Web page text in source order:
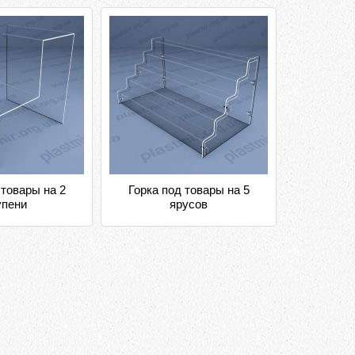
на 2
Горка под товары на 5
ярусов